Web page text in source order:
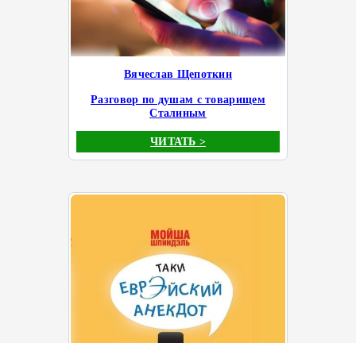
Вячеслав Щепоткин
Разговор по душам с товарищем
Сталиным
ЧИТАТЬ >